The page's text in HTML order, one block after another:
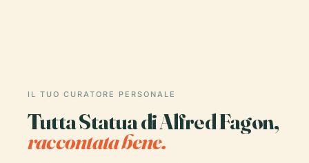
IL TUO CURATORE PERSONALE
Tutta Statua di Alfred Fagon,
raccontata bene.